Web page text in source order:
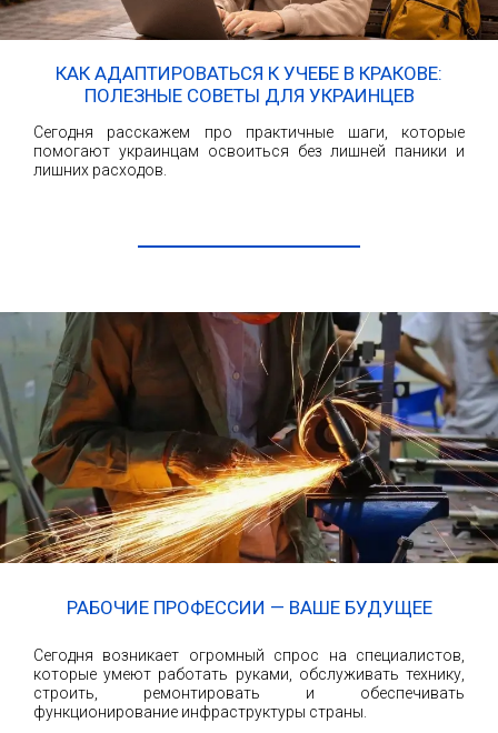
КАК АДАПТИРОВАТЬСЯ К УЧЕБЕ В КРАКОВЕ:
ПОЛЕЗНЫЕ СОВЕТЫ ДЛЯ УКРАИНЦЕВ
Сегодня расскажем про практичные шаги, которые
помогают украинцам освоиться без лишней паники и
лишних расходов.
РАБОЧИЕ ПРОФЕССИИ — ВАШЕ БУДУЩЕЕ
Сегодня возникает огромный спрос на специалистов,
которые умеют работать руками, обслуживать технику,
строить, ремонтировать и обеспечивать
функционирование инфраструктуры страны.